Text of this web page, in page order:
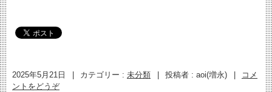
2025年5月21日 カテゴリー : 未分類 投稿者 : aoi(増永)
コメ
ントをどうぞ